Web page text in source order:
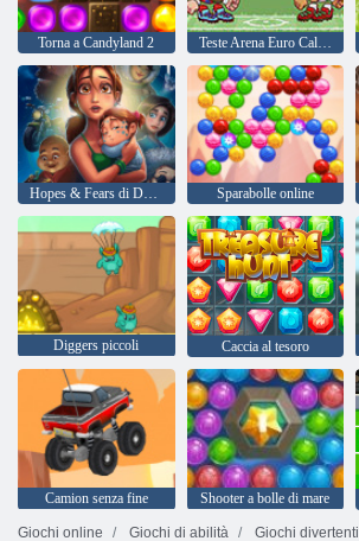
Torna a Candyland 2 Teste Arena Euro Calcio
Hopes & Fears di Delicious Emily Sparabolle online
Diggers piccoli Caccia al tesoro
Camion senza fine Shooter a bolle di mare
Giochi online
Giochi di abilità Giochi divertenti